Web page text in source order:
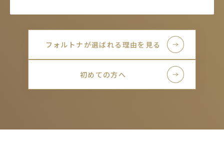
フォルトナが選ばれる理由を見る
初めての方へ